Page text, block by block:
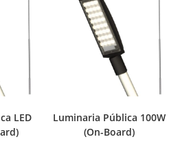
LED
Luminaria Pública 100W
(On-Board)